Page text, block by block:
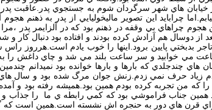
هاي شهر سرگردان شوم به جستجوي پدر.عاقبت
چرابايد اين تصوير ماليخوليايي از پدر به
هجوم چراهاي بي وقفه در ذهنم بود كه در آلزايمر پدر
از دوسال هم آزادش كرده بودند و افتاده بود دنبال
بدبختي پايين برود.اينها را خوب يادم است.هرروز
مي خوابيد و سر ساعت بلند مي شد و چاي داغش را به
هاي چندجلدي كه بارها و بارها خوانده بود نميدانم
زياد حرف نمي زدم.زنش جوان مرگ شده بود و سال
را كه من تجربه كرده بودم همين بود.هميشه رفته بود و
همين جناب فراموشي بود كه كمي رابطه ي ما را جذاب
قرن هاي دور به حنجره اش نشسته است.همين است كه